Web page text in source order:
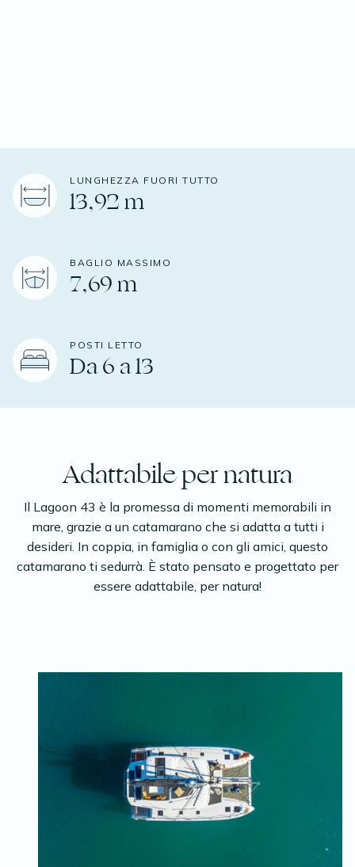
LUNGHEZZA FUORI TUTTO
13,92 m
BAGLIO MASSIMO
7,69 m
POSTI LETTO
Da 6 a 13
Adattabile per natura
Il Lagoon 43 è la promessa di momenti memorabili in
mare, grazie a un catamarano che si adatta a tutti i
desideri. In coppia, in famiglia o con gli amici, questo
catamarano ti sedurrà. È stato pensato e progettato per
essere adattabile, per natura!